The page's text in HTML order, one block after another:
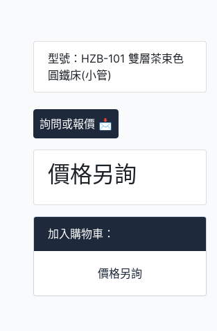
型號：HZB-101 雙層茶束色
圓鐵床(小管)
詢問或報價 📩
價格另詢
加入購物車：
價格另詢